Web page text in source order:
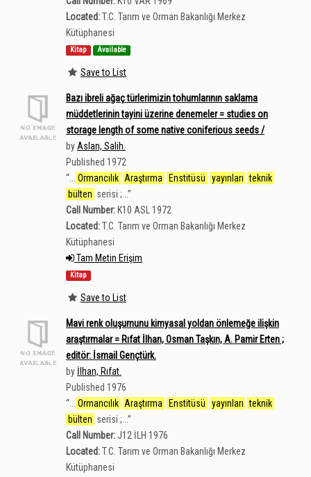
Located:T.C. Tarım ve Orman Bakanlığı Merkez
Kütüphanesi
Kitap Available
Save to List
Bazı ibreli ağaç türlerimizin tohumlarının saklama
müddetlerinin tayini üzerine denemeler = studies on
storage length of some native coniferious seeds /
by Aslan, Salih.
Published 1972
“
Ormancılık Araştırma Enstitüsü yayınları teknik
bülten serisi ;... ”
Call Number: K10 ASL 1972
Located:T.C. Tarım ve Orman Bakanlığı Merkez
Kütüphanesi
Tam Metin Erişim
Kitap
Save to List
Mavi renk oluşumunu kimyasal yoldan önlemeğe ilişkin
araştırmalar = Rıfat İlhan, Osman Taşkın, A. Pamir Erten ;
editör: İsmail Gençtürk.
by İlhan, Rıfat.
Published 1976
“
Ormancılık Araştırma Enstitüsü yayınları teknik
bülten serisi ;... ”
Call Number:J12 İLH 1976
Located:T.C. Tarım ve Orman Bakanlığı Merkez
Kütüphanesi